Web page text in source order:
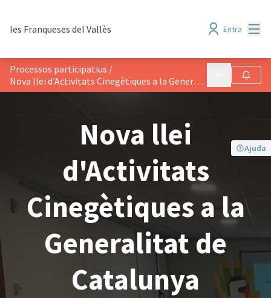
les Franqueses del Vallès Entra
Processos participatius /
Nova llei d'Activitats Cinegètiques a la Generalitat de Catalunya
Menú Seguir
Ajuda
Nova llei
d'Activitats
Cinegètiques a la
Generalitat de
Catalunya